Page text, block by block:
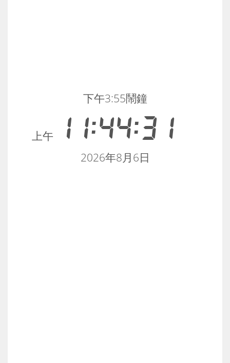
上午 11:44:32
下午3:55鬧鐘
2026年8月6日